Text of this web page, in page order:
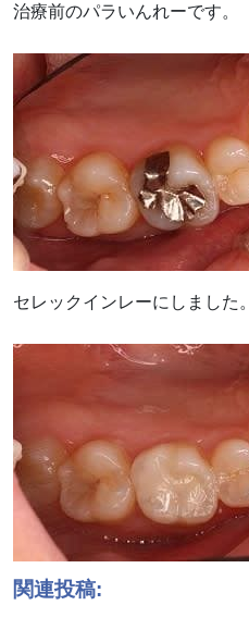
治療前のパラいんれーです。
セレックインレーにしました。
関連投稿: